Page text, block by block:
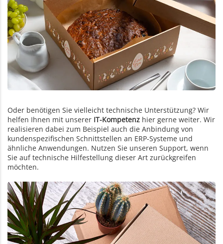
Oder benötigen Sie vielleicht technische Unterstützung? Wir
helfen Ihnen mit unserer IT-Kompetenz hier gerne weiter. Wir
realisieren dabei zum Beispiel auch die Anbindung von
kundenspezifischen Schnittstellen an ERP-Systeme und
ähnliche Anwendungen. Nutzen Sie unseren Support, wenn
Sie auf technische Hilfestellung dieser Art zurückgreifen
möchten.